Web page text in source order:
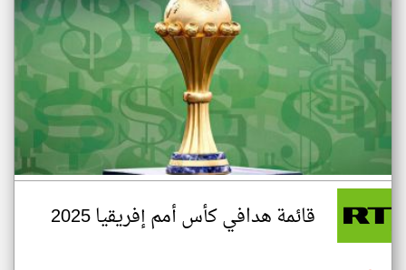
قائمة هدافي كأس أمم إفريقيا 2025